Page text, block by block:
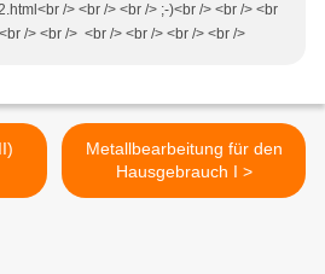
/> <br /> <br /> ;-)<br /> <br /> <br
/> <br /> <br /> <br /> <br /> <br />
Metallbearbeitung für den
Hausgebrauch I >